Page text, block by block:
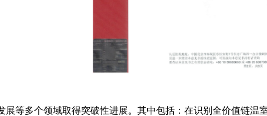
等多个领域取得突破性进展。其中包括：在识别全价值链温